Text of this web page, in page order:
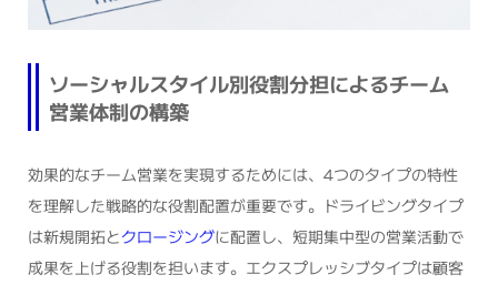
ソーシャルスタイル別役割分担によるチーム
営業体制の構築
効果的なチーム営業を実現するためには、4つのタイプの特性
を理解した戦略的な役割配置が重要です。ドライビングタイプ
は新規開拓とクロージングに配置し、短期集中型の営業活動で
成果を上げる役割を担います。エクスプレッシブタイプは顧客